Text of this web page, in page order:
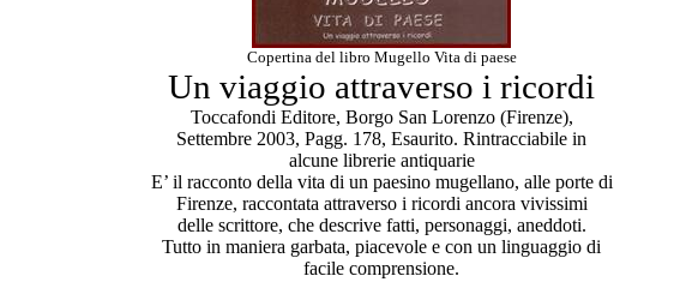
Copertina del libro Mugello Vita di paese
Un viaggio attraverso i ricordi
Toccafondi Editore, Borgo San Lorenzo (Firenze),
Settembre 2003, Pagg. 178, Esaurito. Rintracciabile in
alcune librerie antiquarie
E’ il racconto della vita di un paesino mugellano, alle porte di
Firenze, raccontata attraverso i ricordi ancora vivissimi
delle scrittore, che descrive fatti, personaggi, aneddoti.
Tutto in maniera garbata, piacevole e con un linguaggio di
facile comprensione.